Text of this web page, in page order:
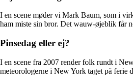
I en scene møder vi Mark Baum, som i
ham miste sin bror. Det wauw-øjeblik får
Pinsedag eller ej?
I en scene fra 2007 render folk rundt i
meteorologerne i New York taget på ferie